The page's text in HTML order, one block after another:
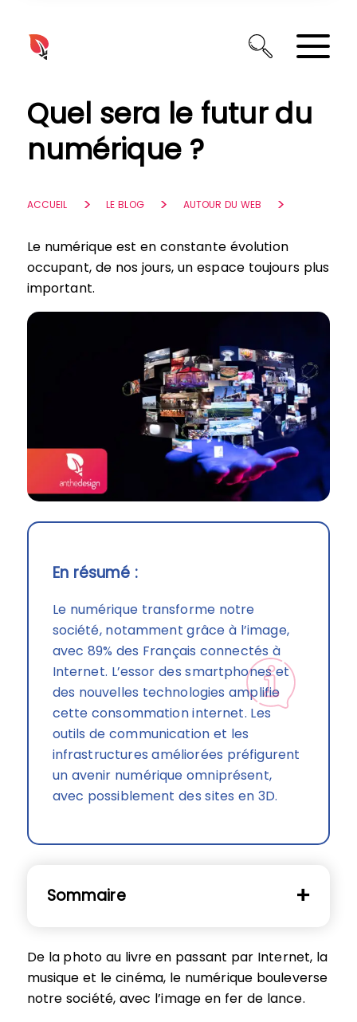
Quel sera le futur du
numérique ?
ACCUEIL LE BLOG AUTOUR DU WEB
Le numérique est en constante évolution
occupant, de nos jours, un espace toujours plus
important.
En résumé :
Le numérique transforme notre
société, notamment grâce à l’image,
avec 89% des Français connectés à
Internet. L’essor des smartphones et
des nouvelles technologies amplifie
cette consommation internet. Les
outils de communication et les
infrastructures améliorées préfigurent
un avenir numérique omniprésent,
avec possiblement des sites en 3D.
Sommaire
De la photo au livre en passant par Internet, la
musique et le cinéma, le numérique bouleverse
notre société, avec l’image en fer de lance.